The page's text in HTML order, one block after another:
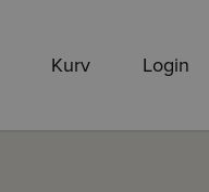
Kurv Login